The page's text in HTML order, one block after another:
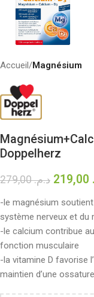
Accueil Magnésium
Doppelherz
د.م.279,00
-le magnésium
système nerveux et du
-le calcium contribue
fonction musculaire
-la vitamine D favorise
maintien d’une